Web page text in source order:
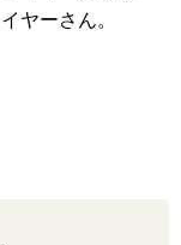
ヤーさん。